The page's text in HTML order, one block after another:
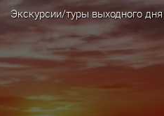
Экскурсии/туры выходного дня